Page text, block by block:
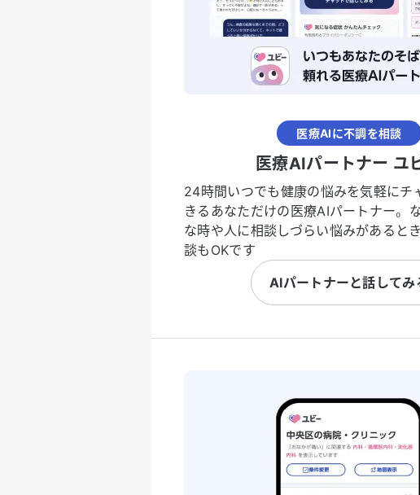
医療AIに不調を相談
医療AIパートナー ユ
24時間いつでも健康の悩みを気軽にチ
きるあなただけの医療AIパートナー。
な時や人に相談しづらい悩みがあると
談もOKです
AIパートナーと話してみ